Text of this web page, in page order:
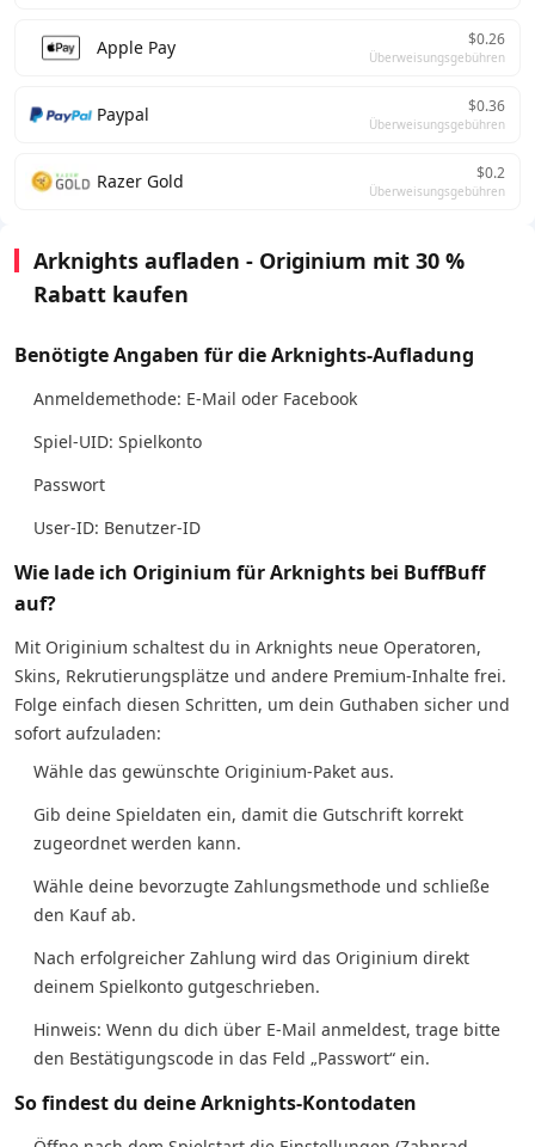
Apple Pay $0.26
Überweisungsgebühren
Paypal $0.36
Überweisungsgebühren
Razer Gold $0.2
Überweisungsgebühren
Arknights aufladen - Originium mit 30 %
Rabatt kaufen
Benötigte Angaben für die Arknights-Aufladung
Anmeldemethode: E-Mail oder Facebook
Spiel-UID: Spielkonto
Passwort
User-ID: Benutzer-ID
Wie lade ich Originium für Arknights bei BuffBuff
auf?
Mit Originium schaltest du in Arknights neue Operatoren,
Skins, Rekrutierungsplätze und andere Premium-Inhalte frei.
Folge einfach diesen Schritten, um dein Guthaben sicher und
sofort aufzuladen:
Wähle das gewünschte Originium-Paket aus.
Gib deine Spieldaten ein, damit die Gutschrift korrekt
zugeordnet werden kann.
Wähle deine bevorzugte Zahlungsmethode und schließe
den Kauf ab.
Nach erfolgreicher Zahlung wird das Originium direkt
deinem Spielkonto gutgeschrieben.
Hinweis: Wenn du dich über E-Mail anmeldest, trage bitte
den Bestätigungscode in das Feld „Passwort“ ein.
So findest du deine Arknights-Kontodaten